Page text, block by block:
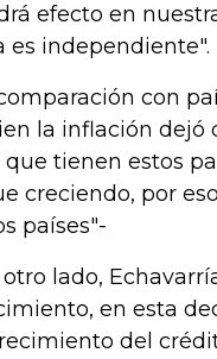
efecto en
es independiente".
con
la inflación dejó
tienen estos
creciendo, por
países"-
lado,
en esta
del